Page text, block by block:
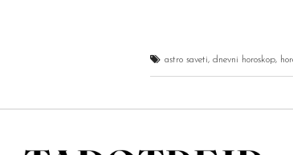
astro saveti, dnevni horoskop,